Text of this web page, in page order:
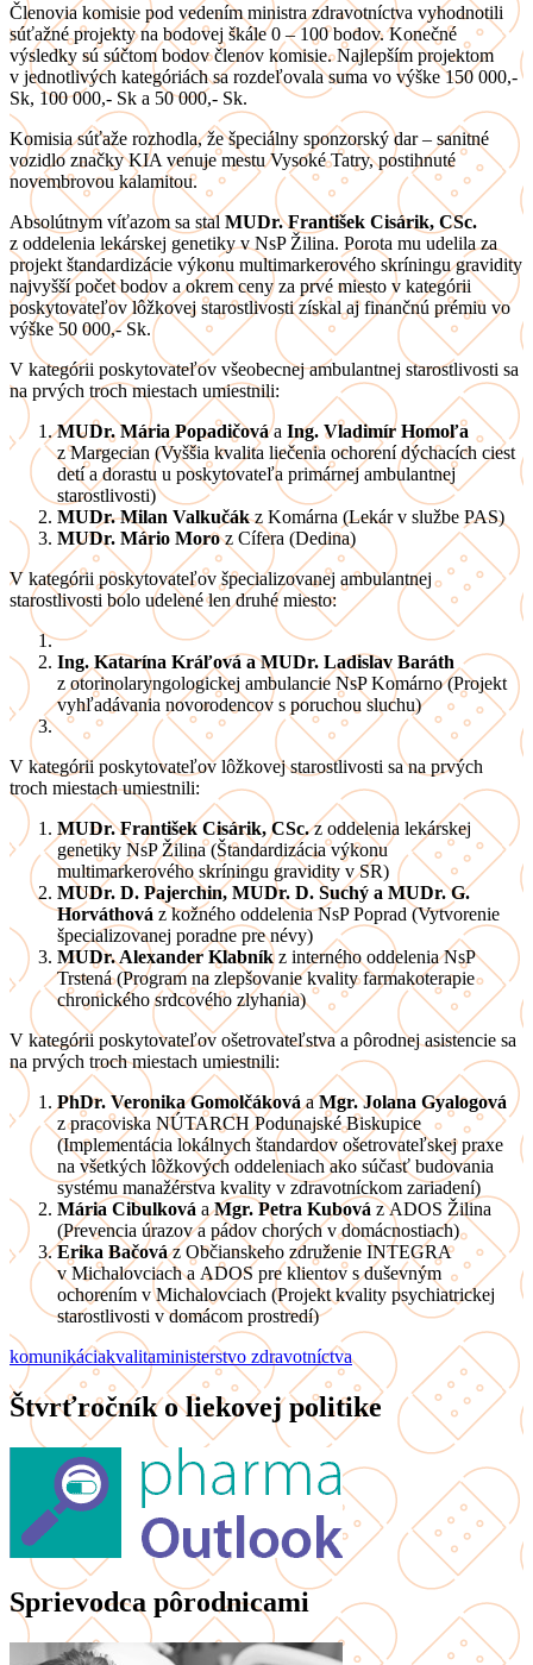
Členovia komisie pod vedením ministra zdravotníctva vyhodnotili
súťažné projekty na bodovej škále 0 – 100 bodov. Konečné
výsledky sú súčtom bodov členov komisie. Najlepším projektom
v jednotlivých kategóriách sa rozdeľovala suma vo výške 150 000,-
Sk, 100 000,- Sk a 50 000,- Sk.
Komisia súťaže rozhodla, že špeciálny sponzorský dar – sanitné
vozidlo značky KIA venuje mestu Vysoké Tatry, postihnuté
novembrovou kalamitou.
Absolútnym víťazom sa stal MUDr. František Cisárik, CSc.
z oddelenia lekárskej genetiky v NsP Žilina. Porota mu udelila za
projekt štandardizácie výkonu multimarkerového skríningu gravidity
najvyšší počet bodov a okrem ceny za prvé miesto v kategórii
poskytovateľov lôžkovej starostlivosti získal aj finančnú prémiu vo
výške 50 000,- Sk.
V kategórii poskytovateľov všeobecnej ambulantnej starostlivosti sa
na prvých troch miestach umiestnili:
MUDr. Mária Popadičováa Ing. Vladimír Homoľa
z Margecian (Vyššia kvalita liečenia ochorení dýchacích ciest
detí a dorastu u poskytovateľa primárnej ambulantnej
starostlivosti)
MUDr. Milan Valkučákz Komárna (Lekár v službe PAS)
MUDr. Mário Moroz Cífera (Dedina)
V kategórii poskytovateľov špecializovanej ambulantnej
starostlivosti bolo udelené len druhé miesto:
Ing. Katarína Kráľová a MUDr. Ladislav Baráth
z otorinolaryngologickej ambulancie NsP Komárno (Projekt
vyhľadávania novorodencov s poruchou sluchu)
V kategórii poskytovateľov lôžkovej starostlivosti sa na prvých
troch miestach umiestnili:
MUDr. František Cisárik, CSc.z oddelenia lekárskej
genetiky NsP Žilina (Štandardizácia výkonu
multimarkerového skríningu gravidity v SR)
MUDr. D. Pajerchin, MUDr. D. Suchý a MUDr. G.
Horváthová z kožného oddelenia NsP Poprad (Vytvorenie
špecializovanej poradne pre névy)
MUDr. Alexander Klabníkz interného oddelenia NsP
Trstená (Program na zlepšovanie kvality farmakoterapie
chronického srdcového zlyhania)
V kategórii poskytovateľov ošetrovateľstva a pôrodnej asistencie sa
na prvých troch miestach umiestnili:
PhDr. Veronika GomolčákováaMgr. Jolana Gyalogová
z pracoviska NÚTARCH Podunajské Biskupice
(Implementácia lokálnych štandardov ošetrovateľskej praxe
na všetkých lôžkových oddeleniach ako súčasť budovania
systému manažérstva kvality v zdravotníckom zariadení)
Mária Cibulková aMgr. Petra Kubová z ADOS Žilina
(Prevencia úrazov a pádov chorých v domácnostiach)
Erika Bačováz Občianskeho združenie INTEGRA
v Michalovciach a ADOS pre klientov s duševným
ochorením v Michalovciach (Projekt kvality psychiatrickej
starostlivosti v domácom prostredí)
komunikáciakvalitaministerstvo zdravotníctva
Štvrťročník o liekovej politike
Sprievodca pôrodnicami